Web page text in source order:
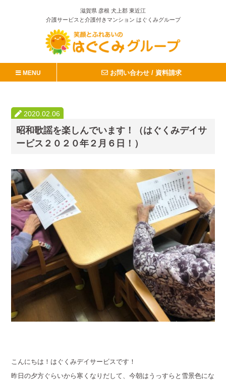
滋賀県 彦根 犬上郡 東近江
介護サービスと介護付きマンション はぐくみグループ
お問い合わせ / 資料請求
MENU
2020.02.06
昭和歌謡を楽しんでいます！（はぐくみデイサ
ービス２０２０年２月６日！）
こんにちは！はぐくみデイサービスです！
昨日の夕方ぐらいから寒くなりだして、今朝はうっすらと雪景色にな